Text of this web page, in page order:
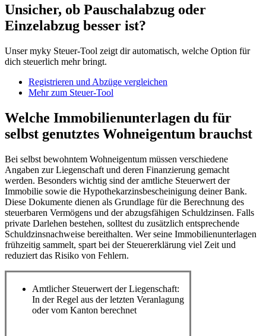
Unsicher, ob Pauschalabzug oder
Einzelabzug besser ist?
Unser myky Steuer-Tool zeigt dir automatisch, welche Option für
dich steuerlich mehr bringt.
Registrieren und Abzüge vergleichen
Mehr zum Steuer-Tool
Welche Immobilienunterlagen du für
selbst genutztes Wohneigentum brauchst
Bei selbst bewohntem Wohneigentum müssen verschiedene
Angaben zur Liegenschaft und deren Finanzierung gemacht
werden. Besonders wichtig sind der amtliche Steuerwert der
Immobilie sowie die Hypothekarzinsbescheinigung deiner Bank.
Diese Dokumente dienen als Grundlage für die Berechnung des
steuerbaren Vermögens und der abzugsfähigen Schuldzinsen. Falls
private Darlehen bestehen, solltest du zusätzlich entsprechende
Schuldzinsnachweise bereithalten. Wer seine Immobilienunterlagen
frühzeitig sammelt, spart bei der Steuererklärung viel Zeit und
reduziert das Risiko von Fehlern.
Amtlicher Steuerwert der Liegenschaft:
In der Regel aus der letzten Veranlagung
oder vom Kanton berechnet